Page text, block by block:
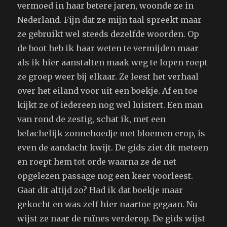
vermoed in haar betere jaren, woonde ze in
Nederland. Fijn dat ze mijn taal spreekt maar
ze gebruikt wel steeds dezelfde woorden. Op
de boot heb ik haar weten te vermijden maar
als ik hier aanstalten maak weg te lopen roept
ze groep weer bij elkaar. Ze leest het verhaal
over het eiland voor uit een boekje. Af en toe
kijkt ze of iedereen nog wel luistert. Een man
van rond de zestig, schat ik, met een
belachelijk zonnehoedje met bloemen erop, is
even de aandacht kwijt. De gids ziet dit meteen
en roept hem tot orde waarna ze de net
opgelezen passage nog een keer voorleest.
Gaat dit altijd zo? Had ik dat boekje maar
gekocht en was zelf hier naartoe gegaan. Nu
wijst ze naar de ruïnes verderop. De gids wijst